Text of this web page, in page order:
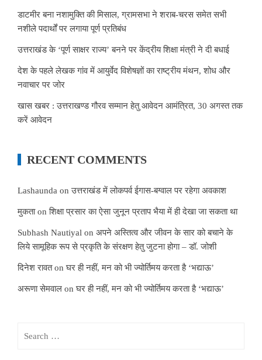
डाटमीर बना नशामुक्ति की मिसाल, ग्रामसभा ने शराब-चरस समेत सभी
नशीले पदार्थों पर लगाया पूर्ण प्रतिबंध
उत्तराखंड के ‘पूर्ण साक्षर राज्य’ बनने पर केंद्रीय शिक्षा मंत्री ने दी बधाई
देश के पहले लेखक गांव में आयुर्वेद विशेषज्ञों का राष्ट्रीय मंथन, शोध और
नवाचार पर जोर
खास खबर : उत्तराखण्ड गौरव सम्मान हेतु आवेदन आमंत्रित, 30 अगस्त तक
करें आवेदन
RECENT COMMENTS
Lashaunda onउत्तराखंड में लोकपर्व ईगास-बग्वाल पर रहेगा अवकाश
मुकताonशिक्षा प्रसार का ऐसा जुनून प्रताप भैया में ही देखा जा सकता था
Subhash Nautiyal on अपने अस्तित्व और जीवन के सार को बचाने के
लिये सामूहिक रूप से प्रकृति के संरक्षण हेतु जुटना होगा – डॉ. जोशी
दिनेश रावतonघर ही नहीं, मन को भी ज्योर्तिमय करता है ‘भद्याऊ’
अरूणा सेमवाल onघर ही नहीं, मन को भी ज्योर्तिमय करता है ‘भद्याऊ’